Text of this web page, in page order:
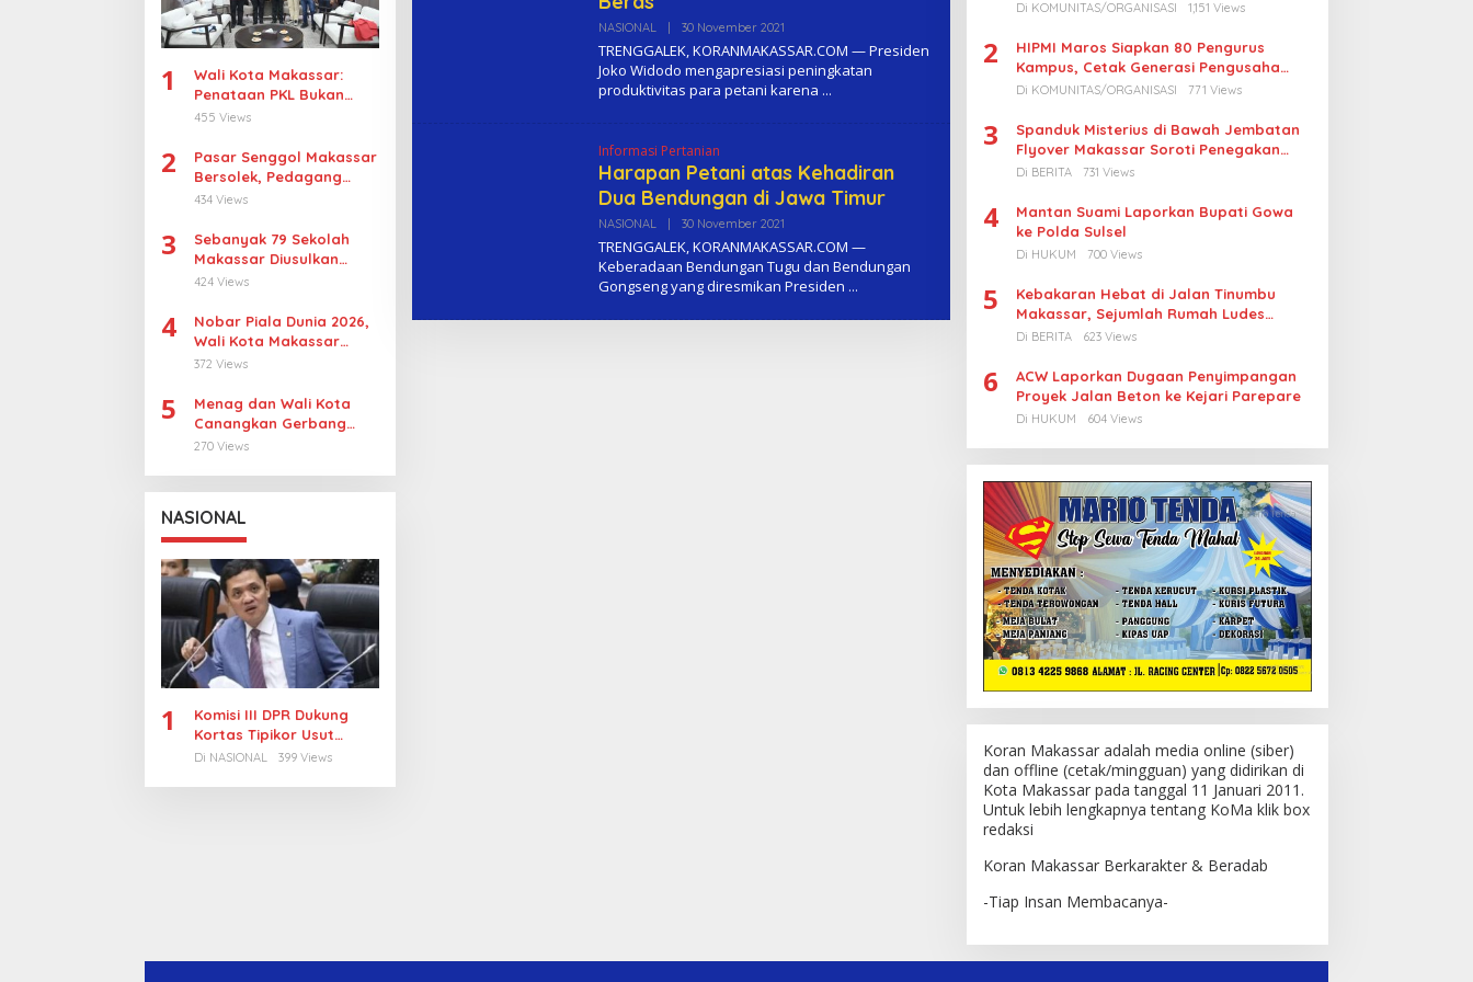
1
Wali Kota Makassar:
Penataan PKL Bukan
Penggusuran
455 Views
2
Pasar Senggol Makassar
Bersolek, Pedagang
Gotong Royong
434 Views
3
Sebanyak 79 Sekolah
Makassar Diusulkan
Revitalisasi, Pulau
Prioritas
424 Views
4
Nobar Piala Dunia 2026,
Wali Kota Makassar
Dorong UMKM Tumbuh di
372 Views
5
Menag dan Wali Kota
Canangkan Gerbang
Moderasi di Makassar
270 Views
NASIONAL
1
Komisi III DPR Dukung
Kortas Tipikor Usut
Tuntas Dugaan Korupsi
Di NASIONAL 399 Views
NASIONAL 30 November 2021
L
E
H
K
M
TRENGGALEK, KORANMAKASSAR.COM — Presiden
Joko Widodo mengapresiasi peningkatan
produktivitas para petani karena
Informasi Pertanian
Harapan Petani atas Kehadiran
Dua Bendungan di Jawa Timur
NASIONAL 30 November 2021
L
E
H
K
M
TRENGGALEK, KORANMAKASSAR.COM —
Keberadaan Bendungan Tugu dan Bendungan
Gongseng yang diresmikan Presiden
Turunkan Harga BBM Nelayan
Di KOMUNITAS/ORGANISASI 1,151 Views
2
HIPMI Maros Siapkan 80 Pengurus
Kampus, Cetak Generasi Pengusaha
Muda
Di KOMUNITAS/ORGANISASI 771 Views
3
Spanduk Misterius di Bawah Jembatan
Flyover Makassar Soroti Penegakan
Hukum Kasus Korupsi
Di BERITA 731 Views
4
Mantan Suami Laporkan Bupati Gowa
ke Polda Sulsel
Di HUKUM 700 Views
5
Kebakaran Hebat di Jalan Tinumbu
Makassar, Sejumlah Rumah Ludes
Terbakar, Penyebab Masih Diselidiki
Di BERITA 623 Views
6
ACW Laporkan Dugaan Penyimpangan
Proyek Jalan Beton ke Kejari Parepare
Di HUKUM 604 Views
Koran Makassar adalah media online (siber)
dan offline (cetak/mingguan) yang didirikan di
Kota Makassar pada tanggal 11 Januari 2011.
Untuk lebih lengkapnya tentang KoMa klik box
redaksi
Koran Makassar Berkarakter & Beradab
-Tiap Insan Membacanya-